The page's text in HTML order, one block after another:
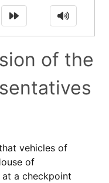
of the
vehicles of
of
a checkpoint